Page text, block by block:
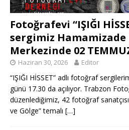
Fotoğrafevi “IŞIĞI
sergimiz
Merkezinde 02
Haziran 30, 2026 Editor
“IŞIĞI HİSSET” adlı fotoğraf
günü 17.30 da açılıyor. Trabzon
düzenlediğimiz, 42 fotoğraf
ve Gölge” temalı […]